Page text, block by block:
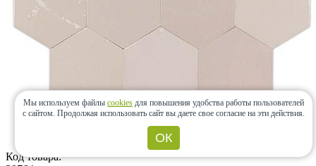
Код товара:
Мы используем файлы cookies для повышения удобства работы пользователей
с сайтом. Продолжая использовать сайт вы даете свое согласие на эти действия.
ОК